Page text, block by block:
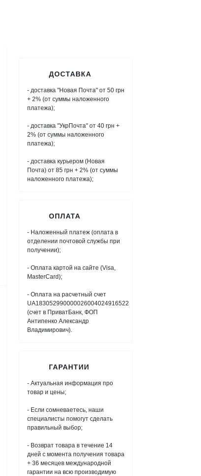
ДОСТАВКА
- доставка "Новая Почта" от 50 грн
+ 2% (от суммы наложенного
платежа);
- доставка "УкрПочта" от 40 грн +
2% (от суммы наложенного
платежа);
- доставка курьером (Новая
Почта) от 85 грн + 2% (от суммы
наложенного платежа);
ОПЛАТА
- Наложенный платеж (оплата в
отделении почтовой службы при
получении);
- Оплата картой на сайте (Visa,
MasterCard);
- Оплата на расчетный счет
UA183052990000026004024916522
(счет в ПриватБанк, ФОП
Антипенко Александр
Владимирович).
ГАРАНТИИ
- Актуальная информация про
товар и цены;
- Если сомневаетесь, наши
специалисты помогут сделать
правильный выбор;
- Возврат товара в течение 14
дней с момента получения товара
+ 36 месяцев международной
гарантии на всю производимую